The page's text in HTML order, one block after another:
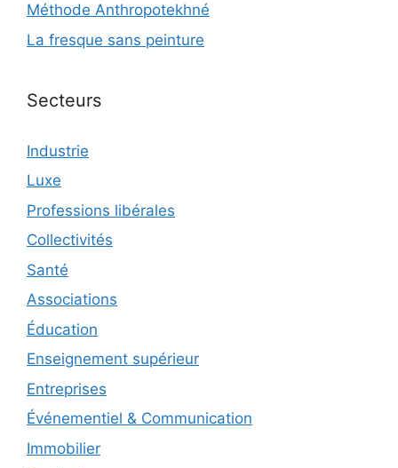
Méthode Anthropotekhné
La fresque sans peinture
Secteurs
Industrie
Luxe
Professions libérales
Collectivités
Santé
Associations
Éducation
Enseignement supérieur
Entreprises
Événementiel & Communication
Immobilier